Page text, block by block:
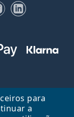
para
a
Instagram
LinkedIn